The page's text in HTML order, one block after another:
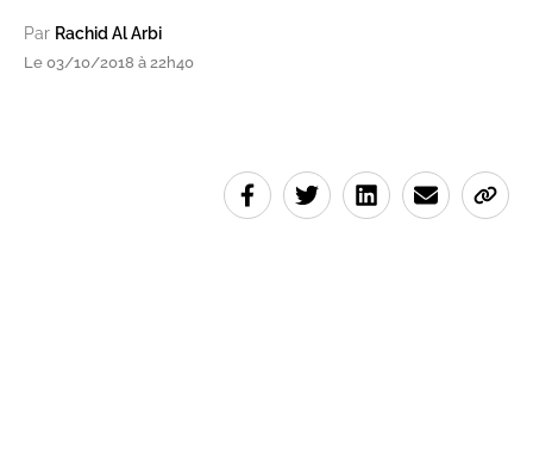
Par Rachid Al Arbi
Le 03/10/2018 à 22h40